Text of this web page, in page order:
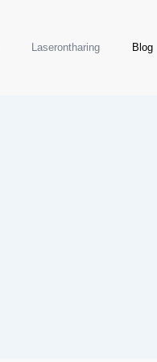
Laserontharing Blog